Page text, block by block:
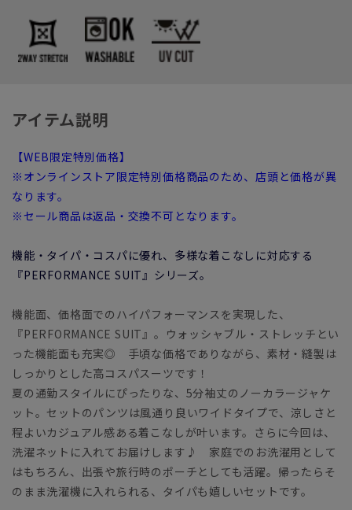
アイテム説明
【WEB限定特別価格】
※オンラインストア限定特別価格商品のため、店頭と価格が異
なります。
※セール商品は返品・交換不可となります。
機能・タイパ・コスパに優れ、多様な着こなしに対応する
『PERFORMANCE SUIT』シリーズ。
機能面、価格面でのハイパフォーマンスを実現した、
『PERFORMANCE SUIT』。ウォッシャブル・ストレッチとい
った機能面も充実◎ 手頃な価格でありながら、素材・縫製は
しっかりとした高コスパスーツです！
夏の通勤スタイルにぴったりな、5分袖丈のノーカラージャケ
ット。セットのパンツは風通り良いワイドタイプで、涼しさと
程よいカジュアル感ある着こなしが叶います。さらに今回は、
洗濯ネットに入れてお届けします♪ 家庭でのお洗濯用として
はもちろん、出張や旅行時のポーチとしても活躍。帰ったらそ
のまま洗濯機に入れられる、タイパも嬉しいセットです。